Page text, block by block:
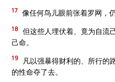
17 像任何鸟儿眼前张着罗网，
18 但这些人埋伏着、竟为自流
己命。
19
凡以强暴得财利的、所行的
的性命夺了去。